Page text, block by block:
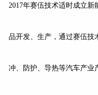
2017年赛伍技术适时成立
品开发、生产，通过赛伍技
冲、防护、导热等汽车产业